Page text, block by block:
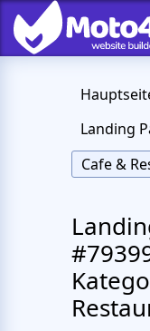
Landing
Cafe &